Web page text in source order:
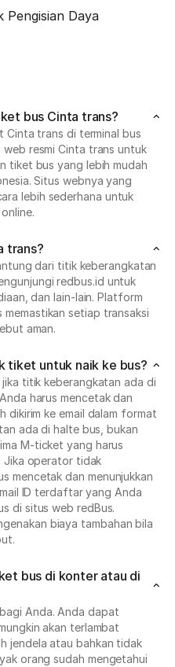
Pengisian Daya
bus Cinta trans?
trans di terminal bus
resmi Cinta trans untuk
tiket bus yang lebih mudah
Situs webnya yang
lebih sederhana untuk
trans?
dari titik keberangkatan
redbus.id untuk
dan lain-lain. Platform
setiap transaksi
aman.
tiket untuk naik ke bus?
titik keberangkatan ada di
harus mencetak dan
dikirim ke email dalam format
ada di halte bus, bukan
M-ticket yang harus
Jika operator tidak
mencetak dan menunjukkan
ID terdaftar yang Anda
di situs web redBus.
biaya tambahan bila
bus di konter atau di
Anda. Anda dapat
akan terlambat
jendela atau bahkan tidak
orang sudah mengetahui